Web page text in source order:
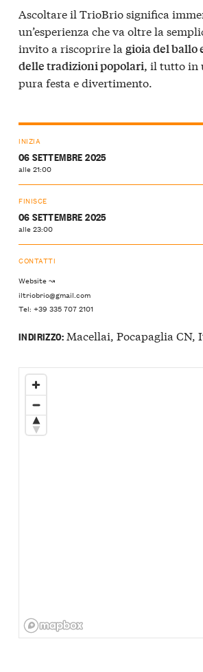
Ascoltare il TrioBrio significa
un’esperienza che va oltre la
invito a riscoprire la gioia del ballo
delle tradizioni popolari, il tutto in
pura festa e divertimento.
INIZIA
06 SETTEMBRE 2025
alle 21:00
FINISCE
06 SETTEMBRE 2025
alle 23:00
CONTATTI
Website ↝
iltriobrio@gmail.com
Tel: +39 335 707 2101
INDIRIZZO:Macellai, Pocapaglia CN,